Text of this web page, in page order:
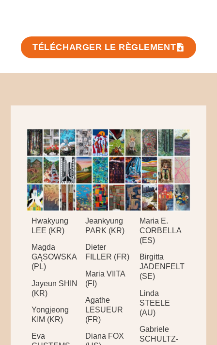
TÉLÉCHARGER LE RÈGLEMENT
Hwakyung
LEE (KR)
Magda
GĄSOWSKA
(PL)
Jayeun SHIN
(KR)
Yongjeong
KIM (KR)
Eva
Jeankyung
PARK (KR)
Dieter
FILLER (FR)
Maria VIITA
(FI)
Agathe
LESUEUR
(FR)
Diana FOX
Maria E.
CORBELLA
(ES)
Birgitta
JADENFELT
(SE)
Linda
STEELE
(AU)
Gabriele
SCHULTZ-